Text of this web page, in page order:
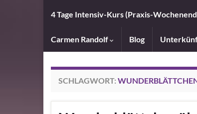
4 Tage Intensiv-Kurs (Praxis-
Carmen Randolf Blog
SCHLAGWORT: